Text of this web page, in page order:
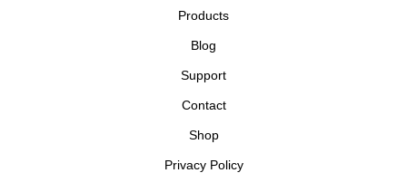
Products
Blog
Support
Contact
Shop
Privacy Policy